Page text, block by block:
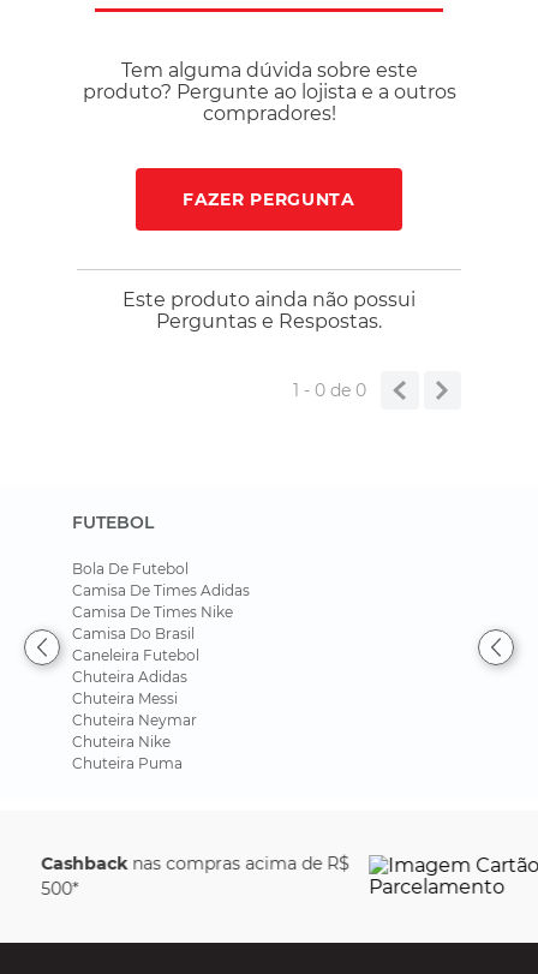
Tech Intensity é a escolha estratégica para quem busca
mobilidade, conforto térmico e versatilidade.
Tem alguma dúvida sobre este
produto? Pergunte ao lojista e a outros
compradores!
FAZER PERGUNTA
Este produto ainda não possui
Perguntas e Respostas.
1 - 0de 0
FUTEBOL
Bola De Futebol
Camisa De Times Adidas
Camisa De Times Nike
Camisa Do Brasil
Caneleira Futebol
Chuteira Adidas
Chuteira Messi
Chuteira Neymar
Chuteira Nike
Chuteira Puma
Parcele em até6x sem